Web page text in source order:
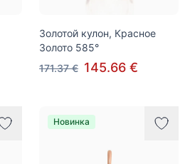
Золотой кулон, Красное
Золото 585°
171.37 € 145.66 €
Новинка